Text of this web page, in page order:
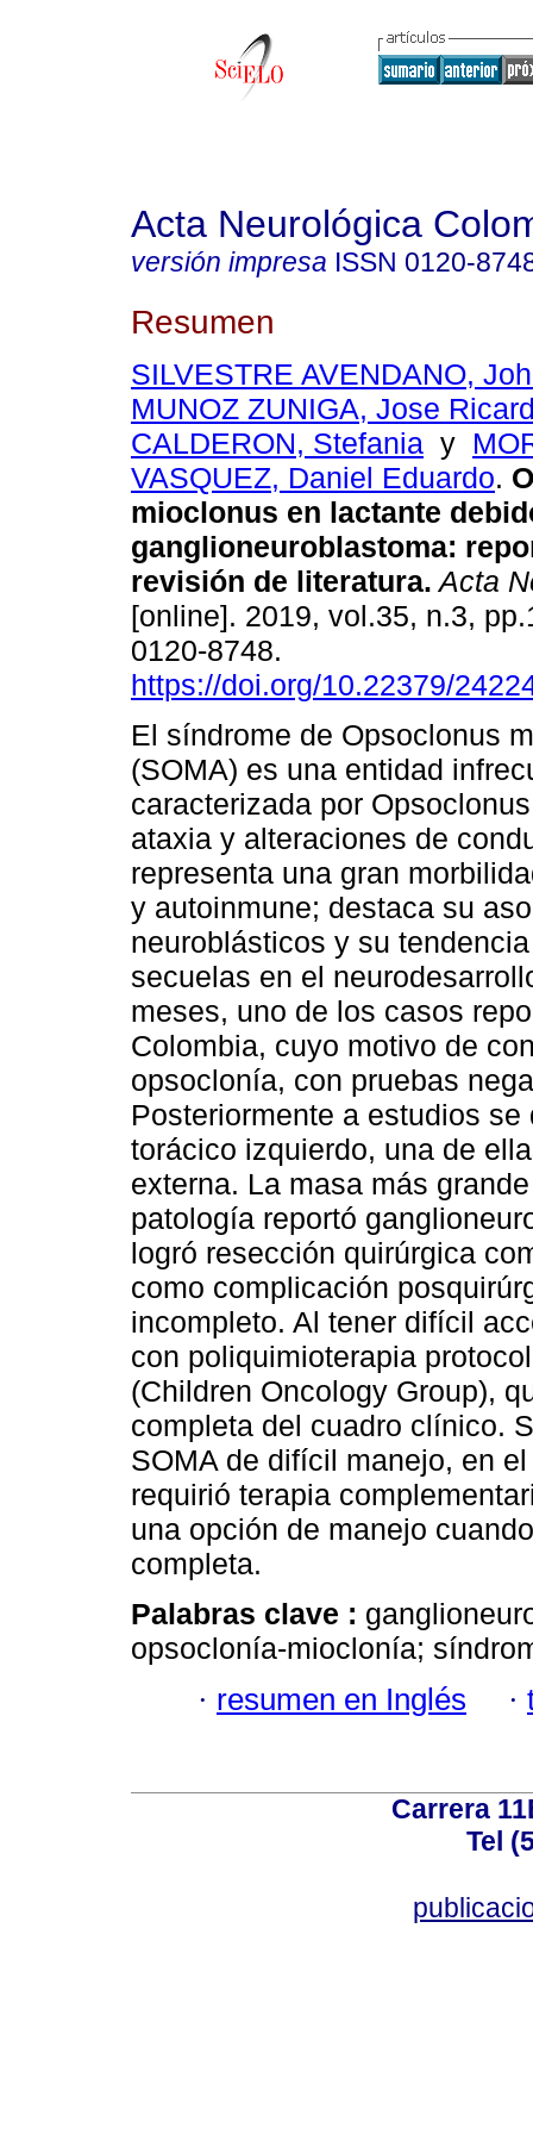
Acta Neurológica
versión impresa ISSN 0120-
Resumen
SILVESTRE AVENDANO,
MUNOZ ZUNIGA, Jose
CALDERON, Stefania y
VASQUEZ, Daniel Eduardo.
mioclonus en lactante
ganglioneuroblastoma:
revisión de literatura. Acta
[online]. 2019, vol.35, n.3,
0120-8748.
https://doi.org/10.22379/
El síndrome de Opsoclonus
(SOMA) es una entidad
caracterizada por
ataxia y alteraciones de
representa una gran
y autoinmune; destaca su
neuroblásticos y su
secuelas en el
meses, uno de los casos
Colombia, cuyo motivo de
opsoclonía, con pruebas
Posteriormente a estudios
torácico izquierdo, una de
externa. La masa más
patología reportó
logró resección quirúrgica
como complicación
incompleto. Al tener difícil
con poliquimioterapia
(Children Oncology Group),
completa del cuadro clínico.
SOMA de difícil manejo, en
requirió terapia
una opción de manejo
completa.
Palabras clave :
opsoclonía-mioclonía;
· resumen en Inglés ·
Carrera
Tel